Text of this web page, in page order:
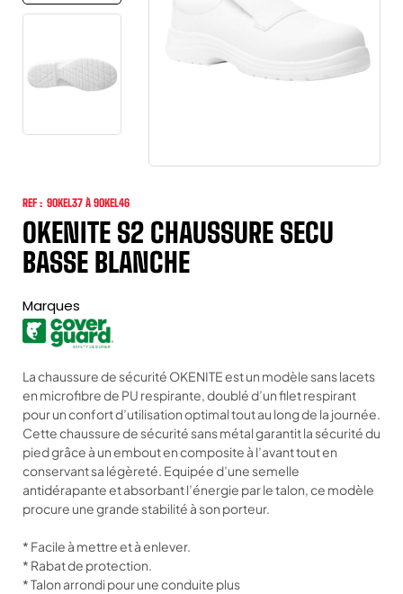
REF : 9OKEL37 À 9OKEL46
OKENITE S2 CHAUSSURE SECU
BASSE BLANCHE
Marques
La chaussure de sécurité OKENITE est un modèle sans lacets
en microfibre de PU respirante, doublé d’un filet respirant
pour un confort d’utilisation optimal tout au long de la journée.
Cette chaussure de sécurité sans métal garantit la sécurité du
pied grâce à un embout en composite à l’avant tout en
conservant sa légèreté. Equipée d’une semelle
antidérapante et absorbant l’énergie par le talon, ce modèle
procure une grande stabilité à son porteur.
* Facile à mettre et à enlever.
* Rabat de protection.
* Talon arrondi pour une conduite plus